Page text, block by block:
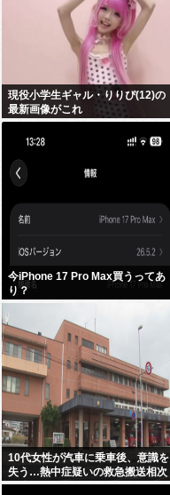
現役小学生ギャル・りりぴ(12)の
最新画像がこれ
今iPhone 17 Pro Max買うってあ
り？
10代女性が汽車に乗車後、意識を
失う…熱中症疑いの救急搬送相次
ぐ 鳥取